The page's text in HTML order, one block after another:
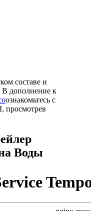
составе и
В дополнение к
ознакомьтесь с
просмотрев
Воды